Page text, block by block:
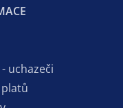
uchazeči